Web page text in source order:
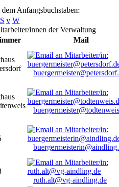
Anfangsbuchstaben:
S v W
innen der Verwaltung
Mail
ruth.alt@vg-aindling.de